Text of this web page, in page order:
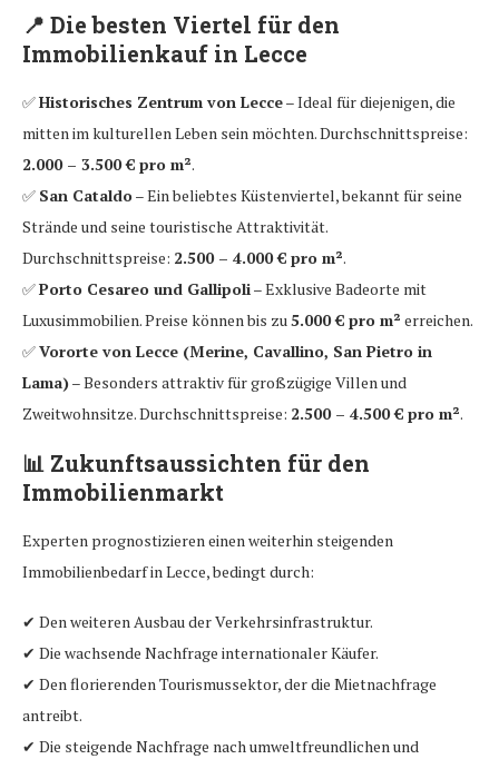
📍 Die besten Viertel für den
Immobilienkauf in Lecce
✅Historisches Zentrum von Lecce– Ideal für diejenigen, die
mitten im kulturellen Leben sein möchten. Durchschnittspreise:
2.000 – 3.500 € pro m².
✅ San Cataldo– Ein beliebtes Küstenviertel, bekannt für seine
Strände und seine touristische Attraktivität.
Durchschnittspreise: 2.500 – 4.000 € pro m².
✅Porto Cesareo und Gallipoli– Exklusive Badeorte mit
Luxusimmobilien. Preise können bis zu5.000 € pro m² erreichen.
✅Vororte von Lecce (Merine, Cavallino, San Pietro in
Lama)– Besonders attraktiv für großzügige Villen und
Zweitwohnsitze. Durchschnittspreise: 2.500 – 4.500 € pro m².
📊 Zukunftsaussichten für den
Immobilienmarkt
Experten prognostizieren einen weiterhin steigenden
Immobilienbedarf in Lecce, bedingt durch:
✔ Den weiteren Ausbau der Verkehrsinfrastruktur.
✔ Die wachsende Nachfrage internationaler Käufer.
✔ Den florierenden Tourismussektor, der die Mietnachfrage
antreibt.
✔ Die steigende Nachfrage nach umweltfreundlichen und